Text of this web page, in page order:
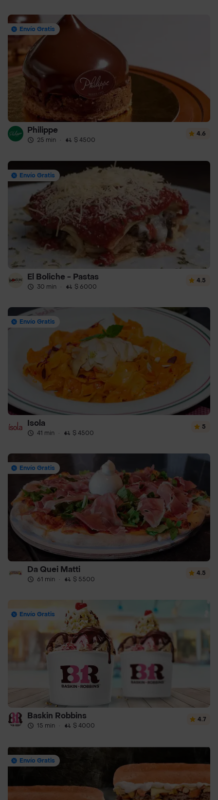
Envío Gratis
Philippe
25 min · $ 4500
4.6
Envío Gratis
El Boliche - Pastas
30 min · $ 6000
4.5
Envío Gratis
Isola
41 min · $ 4500
5
Envío Gratis
Da Quei Matti
61 min · $ 5500
4.5
Envío Gratis
Baskin Robbins
15 min · $ 4000
4.7
Envío Gratis